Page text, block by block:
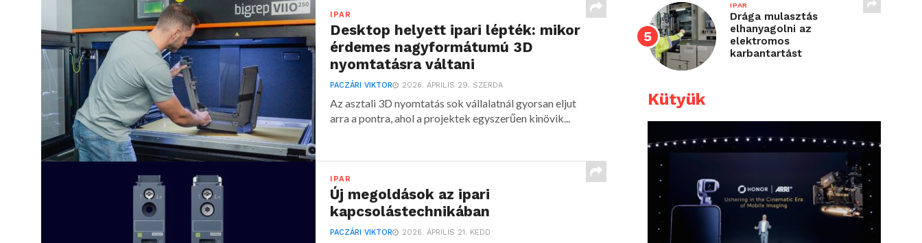
IPAR
Desktop helyett ipari lépték: mikor
érdemes nagyformátumú 3D
nyomtatásra váltani
PACZÁRI VIKTOR 2026. ÁPRILIS 29. SZERDA
Az asztali 3D nyomtatás sok vállalatnál gyorsan eljut
arra a pontra, ahol a projektek egyszerűen kinövik...
IPAR
Új megoldások az ipari
kapcsolástechnikában
PACZÁRI VIKTOR 2026. ÁPRILIS 21. KEDD
IPAR
Drága mulasztás
elhanyagolni az
elektromos
karbantartást
Kütyük